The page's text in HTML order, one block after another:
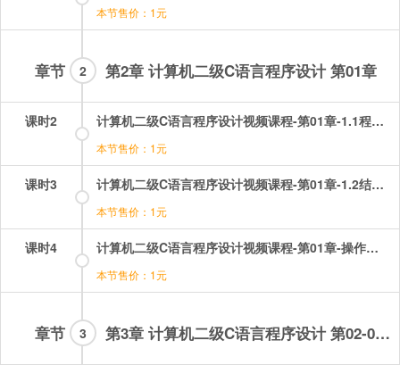
本节售价：1元
章节 第2章 计算机二级C语言程序设计 第01章
2
课时2 计算机二级C语言程序设计视频课程-第01章-1.1程序设计和算法.mp4
本节售价：1元
课时3 计算机二级C语言程序设计视频课程-第01章-1.2结构化程序和模块化结构.mp4
本节售价：1元
课时4 计算机二级C语言程序设计视频课程-第01章-操作：C语言基础选择题讲解.mp4
本节售价：1元
章节 第3章 计算机二级C语言程序设计 第02-07章
3